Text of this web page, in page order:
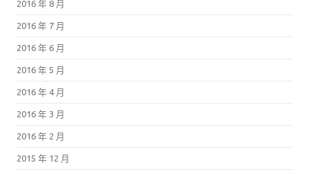
2016 年 8 月
2016 年 7 月
2016 年 6 月
2016 年 5 月
2016 年 4 月
2016 年 3 月
2016 年 2 月
2015 年 12 月